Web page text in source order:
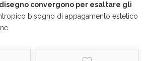
convergono per esaltare gli
bisogno di appagamento estetico